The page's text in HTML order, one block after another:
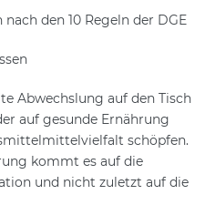
den 10 Regeln der DGE
Abwechslung auf den Tisch
auf gesunde Ernährung
schöpfen.
kommt es auf die
und nicht zuletzt auf die